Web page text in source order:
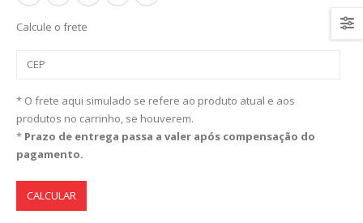
Calcule o frete
* O frete aqui simulado se refere ao produto atual e aos
produtos no carrinho, se houverem.
* Prazo de entrega passa a valer após compensação do
pagamento.
CALCULAR